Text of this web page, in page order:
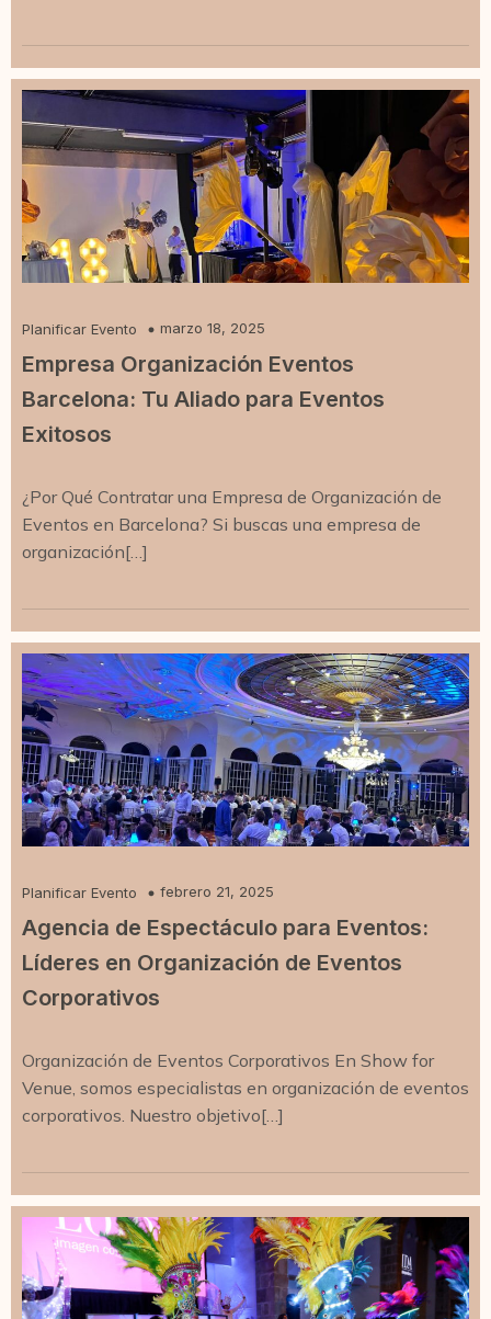
Planificar Evento marzo 18, 2025
Empresa Organización Eventos
Barcelona: Tu Aliado para Eventos
Exitosos
¿Por Qué Contratar una Empresa de Organización de
Eventos en Barcelona? Si buscas una empresa de
organización[…]
Planificar Evento febrero 21, 2025
Agencia de Espectáculo para Eventos:
Líderes en Organización de Eventos
Corporativos
Organización de Eventos Corporativos En Show for
Venue, somos especialistas en organización de eventos
corporativos. Nuestro objetivo[…]